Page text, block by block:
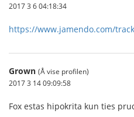
2017 3 6 04:18:34
https://www.jamendo.com/
Grown (Å vise profilen)
2017 3 14 09:09:58
Fox estas hipokrita kun ties